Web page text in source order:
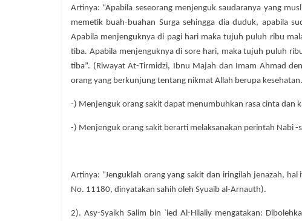
Artinya: “Apabila seseorang menjenguk saudaranya yang
memetik buah-buahan Surga sehingga dia duduk, apabila
Apabila menjenguknya di pagi hari maka tujuh puluh ribu
tiba. Apabila menjenguknya di sore hari, maka tujuh puluh
tiba”. (Riwayat At-Tirmidzi, Ibnu Majah dan Imam Ahmad
orang yang berkunjung tentang nikmat Allah berupa kesehatan.
-) Menjenguk orang sakit dapat menumbuhkan rasa cinta dan
-) Menjenguk orang sakit berarti melaksanakan perintah Nabi -
Artinya: “Jenguklah orang yang sakit dan iringilah jenazah,
No. 11180, dinyatakan sahih oleh Syuaib al-Arnauth).
2). Asy-Syaikh Salim bin `ied Al-Hilaliy mengatakan: